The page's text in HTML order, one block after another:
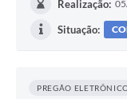
Realização:
Situação:
PREGÃO